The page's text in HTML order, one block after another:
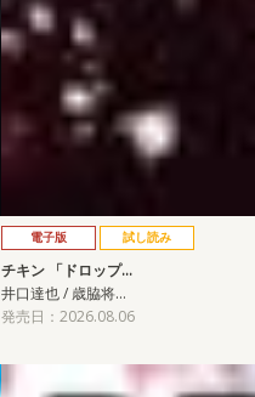
電子版 試し読み
チキン 「ドロップ…
井口達也 / 歳脇将…
発売日：2026.08.06